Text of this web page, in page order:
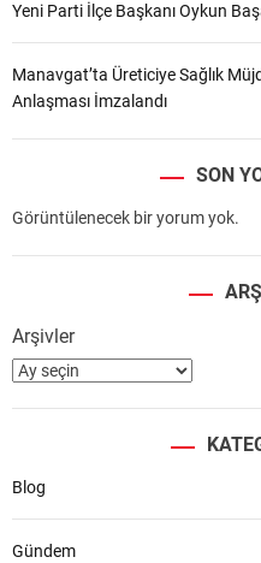
Yeni Parti İlçe Başkanı Oykun
Manavgat’ta Üreticiye Sağlık
Anlaşması İmzalandı
SON
Görüntülenecek bir yorum yok.
Arşivler
Blog
Gündem